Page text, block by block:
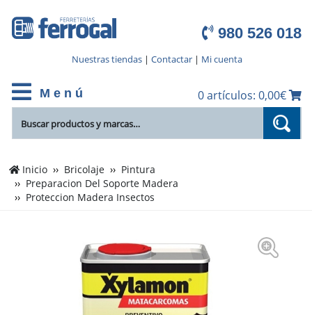
980 526 018
Nuestras tiendas| Contactar| Mi cuenta
M e n ú 0 artículos: 0,00€
Inicio Bricolaje
Pintura
Preparacion Del Soporte Madera
Proteccion Madera Insectos